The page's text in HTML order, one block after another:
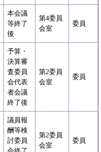
本会議
等終了
後
第4委員
会室
委員
予算・
決算審
査委員
会代表
者会議
終了後
第2委員
会室
委員
議員報
酬等検
討委員
第2委員
会室
委員